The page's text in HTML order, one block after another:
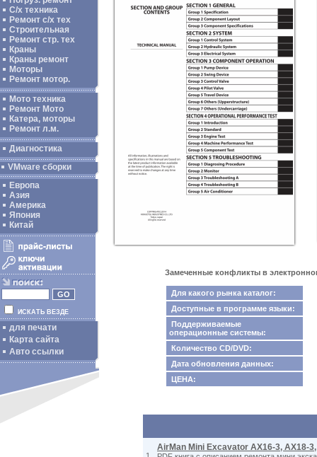
С/х техника
Ремонт с/х тех
Строительная
Ремонт стр. тех
Краны
Краны ремонт
Моторы
Ремонт мотор.
Мото техника
Ремонт Мото
Катера, моторы
Ремонт л.м.
Диагностика
VMware сборки
Европа
Азия
Америка
Япония
Китай
ИСКАТЬ ВЕЗДЕ
для печати
Карта сайта
Авто ссылки
Замеченные конфликты в
Для какого рынка каталог:
Доступные в программе языки:
Поддерживаемые
операционные системы:
Количество CD/DVD:
Дата обновления данных:
ЦЕНА:
AirMan Mini Excavator AX16-3, AX18-